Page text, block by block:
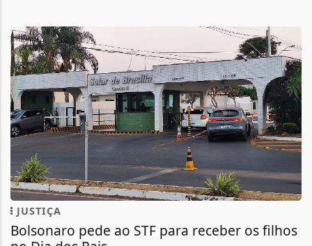
JUSTIÇA
Bolsonaro pede ao STF para receber os filhos